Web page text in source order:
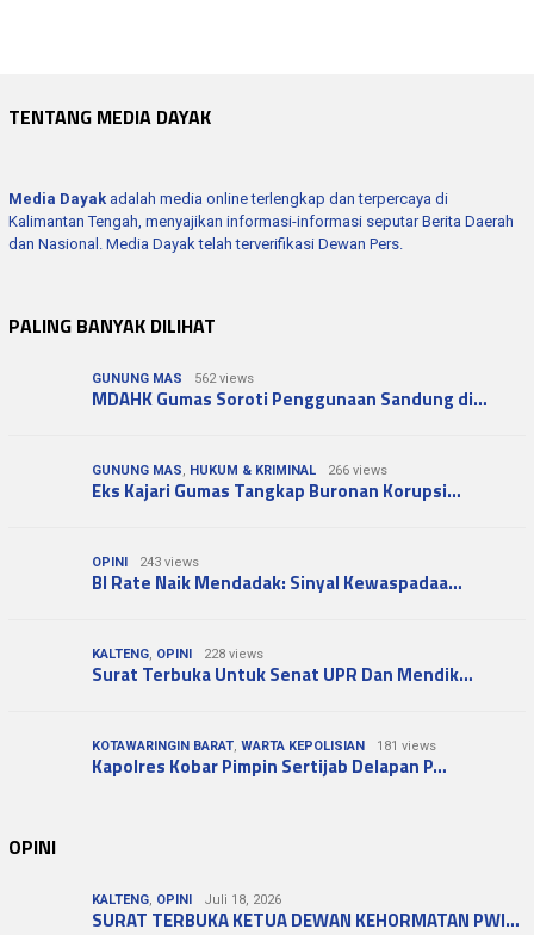
TENTANG MEDIA DAYAK
Media Dayak adalah media online terlengkap dan terpercaya di
Kalimantan Tengah, menyajikan informasi-informasi seputar Berita Daerah
dan Nasional. Media Dayak telah terverifikasi Dewan Pers.
PALING BANYAK DILIHAT
GUNUNG MAS 562 views
MDAHK Gumas Soroti Penggunaan Sandung di…
GUNUNG MAS HUKUM & KRIMINAL 266 views
Eks Kajari Gumas Tangkap Buronan Korupsi…
OPINI 243 views
BI Rate Naik Mendadak: Sinyal Kewaspadaa…
KALTENG OPINI 228 views
Surat Terbuka Untuk Senat UPR Dan Mendik…
KOTAWARINGIN BARAT WARTA KEPOLISIAN 181 views
Kapolres Kobar Pimpin Sertijab Delapan P…
OPINI
KALTENG OPINI Juli 18, 2026
SURAT TERBUKA KETUA DEWAN KEHORMATAN PWI…